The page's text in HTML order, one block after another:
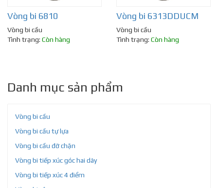
Vòng bi 6810
Vòng bi cầu
Tình trạng: Còn hàng
Vòng bi 6313DDUCM
Vòng bi cầu
Tình trạng: Còn hàng
Danh mục sản phẩm
Vòng bi cầu
Vòng bi cầu tự lựa
Vòng bi cầu đỡ chặn
Vòng bi tiếp xúc góc hai dãy
Vòng bi tiếp xúc 4 điểm